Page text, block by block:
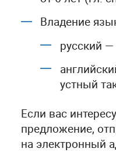
Владение
русский
устный
Если вас
предложение,
на электронный